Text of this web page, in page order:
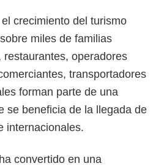
crecimiento del turismo
miles de familias
operadores
transportadores
forman parte de una
se beneficia de la llegada de
internacionales.
convertido en una